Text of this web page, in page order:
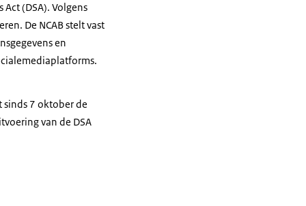
(DSA). Volgens
De NCAB stelt vast
en
sinds 7 oktober de
van de DSA